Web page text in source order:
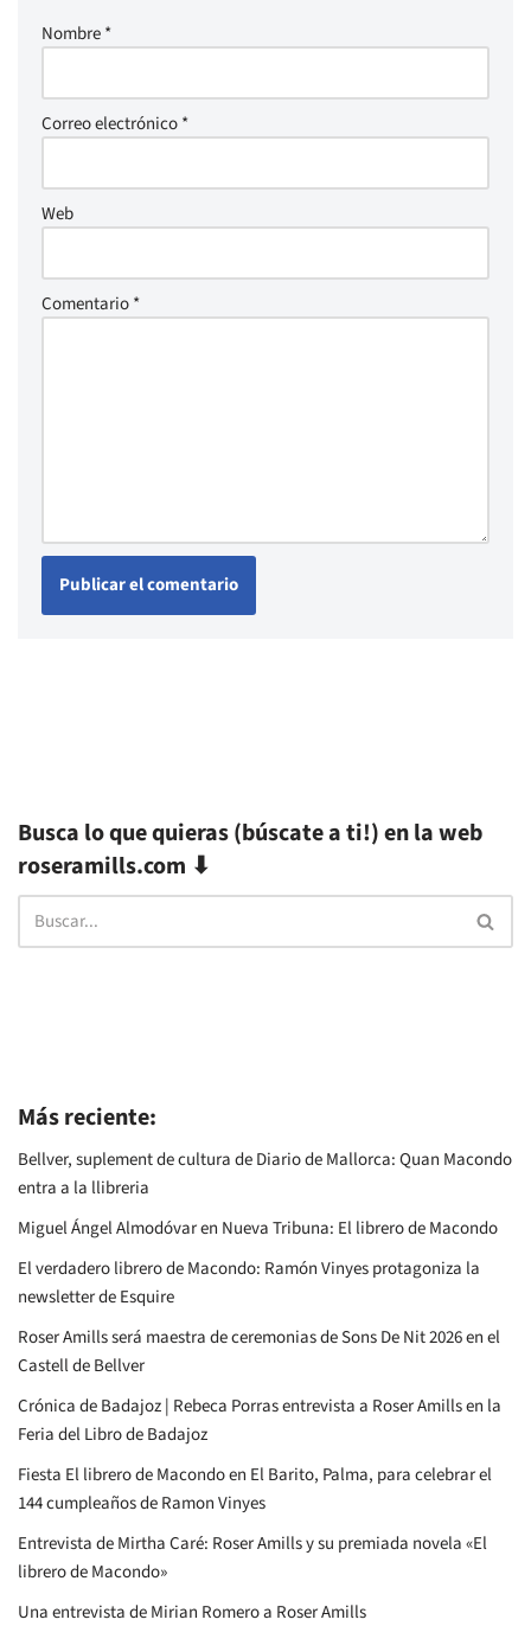
Nombre*
Correo electrónico*
Web
Comentario*
Busca lo que quieras (búscate a ti!) en la web
roseramills.com ⬇
Más reciente:
Bellver, suplement de cultura de Diario de Mallorca: Quan Macondo
entra a la llibreria
Miguel Ángel Almodóvar en Nueva Tribuna: El librero de Macondo
El verdadero librero de Macondo: Ramón Vinyes protagoniza la
newsletter de Esquire
Roser Amills será maestra de ceremonias de Sons De Nit 2026 en el
Castell de Bellver
Crónica de Badajoz | Rebeca Porras entrevista a Roser Amills en la
Feria del Libro de Badajoz
Fiesta El librero de Macondo en El Barito, Palma, para celebrar el
144 cumpleaños de Ramon Vinyes
Entrevista de Mirtha Caré: Roser Amills y su premiada novela «El
librero de Macondo»
Una entrevista de Mirian Romero a Roser Amills